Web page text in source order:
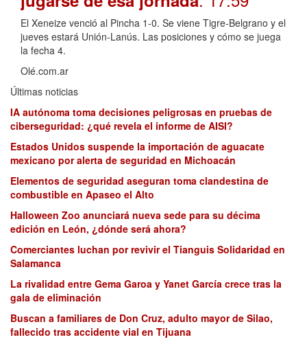
El Xeneize venció al Pincha 1-0. Se viene Tigre-Belgrano y el
jueves estará Unión-Lanús. Las posiciones y cómo se juega
la fecha 4.
Olé.com.ar
Últimas noticias
IA autónoma toma decisiones peligrosas en pruebas de
ciberseguridad: ¿qué revela el informe de AISI?
Estados Unidos suspende la importación de aguacate
mexicano por alerta de seguridad en Michoacán
Elementos de seguridad aseguran toma clandestina de
combustible en Apaseo el Alto
Halloween Zoo anunciará nueva sede para su décima
edición en León, ¿dónde será ahora?
Comerciantes luchan por revivir el Tianguis Solidaridad en
Salamanca
La rivalidad entre Gema Garoa y Yanet García crece tras la
gala de eliminación
Buscan a familiares de Don Cruz, adulto mayor de Silao,
fallecido tras accidente vial en Tijuana